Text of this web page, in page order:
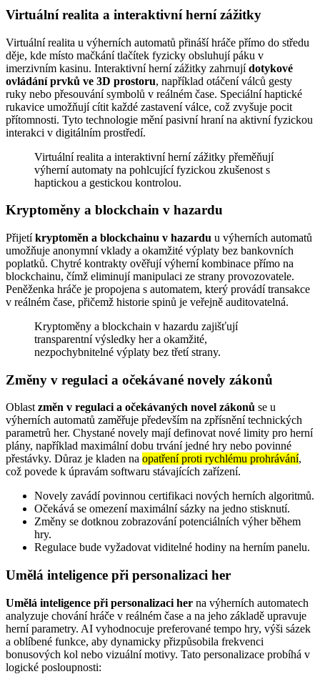
Virtuální realita a interaktivní herní zážitky
Virtuální realita u výherních automatů přináší hráče přímo do středu
děje, kde místo mačkání tlačítek fyzicky obsluhují páku v
imerzivním kasinu. Interaktivní herní zážitky zahrnujídotykové
ovládání prvků ve 3D prostoru, například otáčení válců gesty
ruky nebo přesouvání symbolů v reálném čase. Speciální haptické
rukavice umožňují cítit každé zastavení válce, což zvyšuje pocit
přítomnosti. Tyto technologie mění pasivní hraní na aktivní fyzickou
interakci v digitálním prostředí.
Virtuální realita a interaktivní herní zážitky přeměňují
výherní automaty na pohlcující fyzickou zkušenost s
haptickou a gestickou kontrolou.
Kryptoměny a blockchain v hazardu
Přijetíkryptoměn a blockchainu v hazardu u výherních automatů
umožňuje anonymní vklady a okamžité výplaty bez bankovních
poplatků. Chytré kontrakty ověřují výherní kombinace přímo na
blockchainu, čímž eliminují manipulaci ze strany provozovatele.
Peněženka hráče je propojena s automatem, který provádí transakce
v reálném čase, přičemž historie spinů je veřejně auditovatelná.
Kryptoměny a blockchain v hazardu zajišťují
transparentní výsledky her a okamžité,
nezpochybnitelné výplaty bez třetí strany.
Změny v regulaci a očekávané novely zákonů
Oblastzměn v regulaci a očekávaných novel zákonů se u
výherních automatů zaměřuje především na zpřísnění technických
parametrů her. Chystané novely mají definovat nové limity pro herní
plány, například maximální dobu trvání jedné hry nebo povinné
přestávky. Důraz je kladen na opatření proti rychlému prohrávání,
což povede k úpravám softwaru stávajících zařízení.
Novely zavádí povinnou certifikaci nových herních algoritmů.
Očekává se omezení maximální sázky na jedno stisknutí.
Změny se dotknou zobrazování potenciálních výher během
hry.
Regulace bude vyžadovat viditelné hodiny na herním panelu.
Umělá inteligence při personalizaci her
Umělá inteligence při personalizaci her na výherních automatech
analyzuje chování hráče v reálném čase a na jeho základě upravuje
herní parametry. AI vyhodnocuje preferované tempo hry, výši sázek
a oblíbené funkce, aby dynamicky přizpůsobila frekvenci
bonusových kol nebo vizuální motivy. Tato personalizace probíhá v
logické posloupnosti: